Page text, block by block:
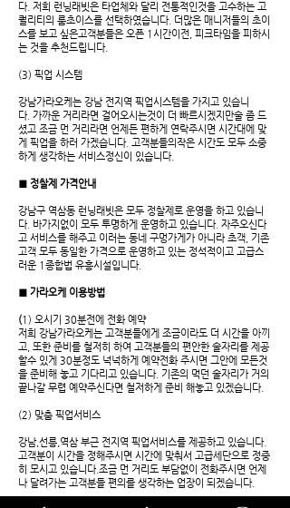
다. 저희 런닝래빗은 타업체와 달리 전통적인것을 고수하는 고
퀄리티의 룸초이스를 선택하였습니다. 더많은 매니저들의 초이
스를 보고 싶은고객분들은 오픈 1시간이전, 피크타임을 피하시
는 것을 추천드립니다.
(3) 픽업 시스템
강남가라오케는 강남 전지역 픽업시스템을 가지고 있습니
다. 가까운 거리라면 걸어오시는것이 더 빠르시겠지만술 좀 드
셨고 조금 먼 거리라면 언제든 편하게 연락주시면 시간대에 맞
게 픽업을 하러 가겠습니다. 고객분들의작은 시간도 모두 소중
하게 생각하는 서비스정신이 있습니다.
■ 정찰제 가격안내
강남구 역삼동 런닝래빗은 모두 정찰제로 운영을 하고 있습니
다. 바가지없이 모두 투명하게 운영하고 있습니다. 자주오신다
고 서비스를 해주고 이러는 동네 구멍가게가 아니라 초객, 기존
고객 모두 동일한 가격으로 운영하고 있는 정석적이고 고급스
러운 1종합법 유흥시설입니다.
■ 가라오케 이용방법
(1) 오시기 30분전에 전화 예약
저희 강남가라오케는 고객분들에게 조금이라도 더 시간을 아끼
고, 또한 준비를 철저히 하여 고객분들의 편안한 술자리를 제공
할수 있게 30분정도 넉넉하게 예약전화 주시면 그안에 모든것
을 준비해 놓고 기다리고 있습니다. 기존의 먹던 술자리가 거의
끝나갈 무렵 예약주신다면 철저하게 준비 해놓고 있겠습니다.
(2) 맞춤 픽업서비스
강남,선릉,역삼 부근 전지역 픽업서비스를 제공하고 있습니다.
고객분이 시간을 정해주시면 시간에 맞춰서 고급세단으로 정중
히 모시고 있습니다.조금 먼 거리도 부담없이 전화주시면 언제
나 달려가는 고객분들 편의를 생각하는 업장이 되겠습니다.